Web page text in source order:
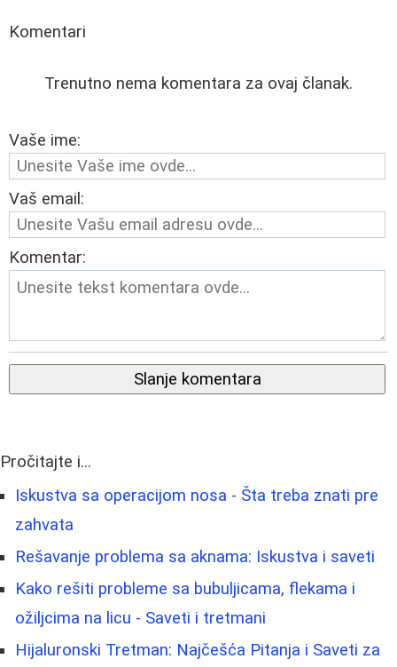
Komentari
Trenutno nema komentara za ovaj članak.
Vaše ime:
Vaš email:
Komentar:
Slanje komentara
Pročitajte i...
Iskustva sa operacijom nosa - Šta treba znati pre
zahvata
Rešavanje problema sa aknama: Iskustva i saveti
Kako rešiti probleme sa bubuljicama, flekama i
ožiljcima na licu - Saveti i tretmani
Hijaluronski Tretman: Najčešća Pitanja i Saveti za